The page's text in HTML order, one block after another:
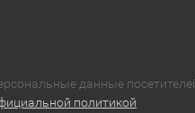
данные
политикой